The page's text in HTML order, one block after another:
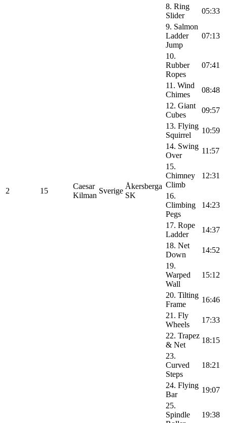
2 15
Caesar
Kilman
Sverige
Åkersberga
SK
8. Ring
Slider
05:33
9. Salmon
Ladder
Jump
07:13
10.
Rubber
Ropes
07:41
11. Wind
Chimes
08:48
12. Giant
Cubes
09:57
13. Flying
Squirrel
10:59
14. Swing
Over
11:57
15.
Chimney
Climb
12:31
16.
Climbing
Pegs
14:23
17. Rope
Ladder
14:37
18. Net
Down
14:52
19.
Warped
Wall
15:12
20. Tilting
Frame
16:46
21. Fly
Wheels
17:33
22. Trapez
& Net
18:15
23.
Curved
Steps
18:21
24. Flying
Bar
19:07
25.
Spindle
19:38